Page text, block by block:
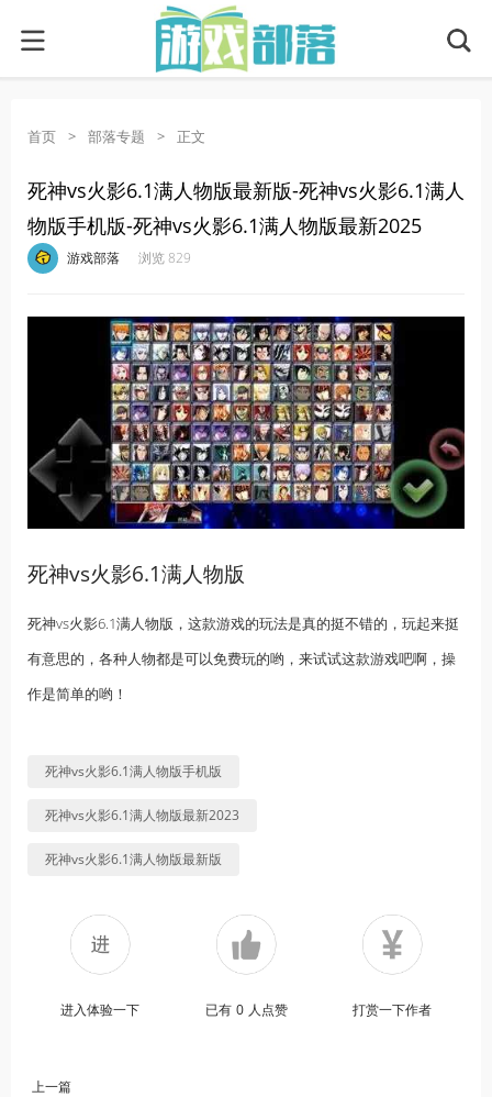
首页 > 部落专题 > 正文
死神vs火影6.1满人物版最新版-死神vs火影6.1满人
物版手机版-死神vs火影6.1满人物版最新2025
游戏部落 浏览 829
死神vs火影6.1满人物版
死神vs火影6.1满人物版，这款游戏的玩法是真的挺不错的，玩起来挺
有意思的，各种人物都是可以免费玩的哟，来试试这款游戏吧啊，操
作是简单的哟！
死神vs火影6.1满人物版手机版
死神vs火影6.1满人物版最新2023
死神vs火影6.1满人物版最新版
进入体验一下 已有 0 人点赞 打赏一下作者
上一篇